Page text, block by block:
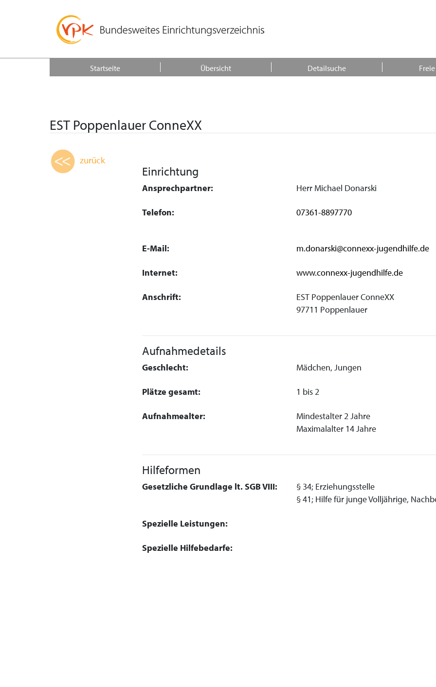
Startseite Übersicht Detailsuche
EST Poppenlauer ConneXX
zurück
Einrichtung
Ansprechpartner: Herr Michael Donarski
Telefon: 07361-8897770
E-Mail: m.donarski@connexx-jugendhilfe.de
Internet: www.connexx-jugendhilfe.de
Anschrift:
EST Poppenlauer ConneXX
97711 Poppenlauer
Aufnahmedetails
Geschlecht: Mädchen, Jungen
Plätze gesamt: 1 bis 2
Aufnahmealter:
Mindestalter 2 Jahre
Maximalalter 14 Jahre
Hilfeformen
Gesetzliche Grundlage lt. SGB VIII:
§ 34; Erziehungsstelle
§ 41; Hilfe für junge Volljährige,
Spezielle Leistungen:
Spezielle Hilfebedarfe: